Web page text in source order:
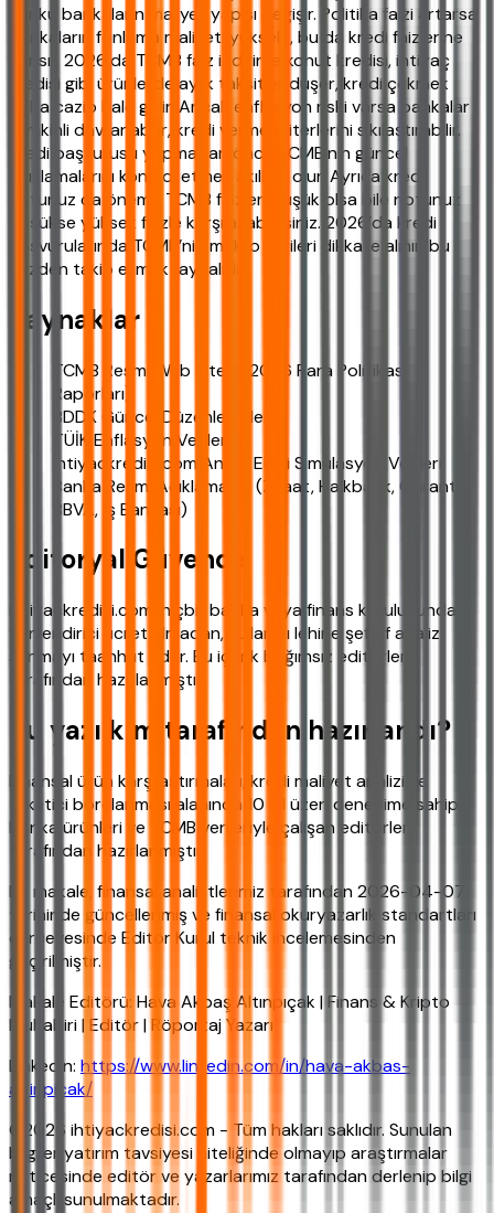
çünkü bankaların maliyet yapısı değişir. Politika faizi artarsa
bankaların fonlama maliyeti yükselir, bu da kredi faizlerine
yansır. 2026’da TCMB faiz indirirse konut kredisi, ihtiyaç
kredisi gibi ürünlerde aylık taksitler düşer, kredi çekmek
daha cazip hale gelir. Ancak enflasyon riski varsa bankalar
temkinli davranabilir, kredi verme kriterlerini sıkılaştırabilir.
Kredi başvurusu yapmadan önce TCMB’nin güncel
açıklamalarını kontrol etmek akıllıca olur. Ayrıca kredi
notunuz da önemli; TCMB faizleri düşük olsa bile notunuz
düşükse yüksek faizle karşılaşabilirsiniz. 2026’da kredi
başvurularında TCMB’nin makro verileri dikkate alınır, bu
yüzden takip etmek faydalıdır.
Kaynaklar
TCMB Resmi Web Sitesi (2026 Para Politikası
Raporları)
BDDK Güncel Düzenlemeleri
TÜİK Enflasyon Verileri
ihtiyackredisi.com Analiz Ekibi Simülasyon Verileri
Banka Resmi Açıklamaları (Ziraat, Halkbank, Garanti
BBVA, İş Bankası)
Editoryal Güvence
ihtiyackredisi.com, hiçbir banka veya finans kuruluşundan
yönlendirici ücret almadan, kullanıcı lehine şeffaf analiz
sunmayı taahhüt eder. Bu içerik bağımsız editörler
tarafından hazırlanmıştır.
Bu yazı kim tarafından hazırlandı?
Finansal ürün karşılaştırmaları, kredi maliyet analizi ve
tüketici borçlanması alanında 10 yıl üzeri deneyime sahip,
banka ürünleri ve TCMB verileriyle çalışan editörler
tarafından hazırlanmıştır.
Bu makale, finansal analistlerimiz tarafından 2026-04-07
tarihinde güncellenmiş ve finansal okuryazarlık standartları
çerçevesinde Editör Kurul teknik incelemesinden
geçirilmiştir.
Makale Editörü: Hava Akbaş Altınpıçak | Finans & Kripto
Muhabiri | Editör | Röportaj Yazarı
LinkedIn: https://www.linkedin.com/in/hava-akbas-
altinpicak/
©2026 ihtiyackredisi.com - Tüm hakları saklıdır. Sunulan
bilgiler yatırım tavsiyesi niteliğinde olmayıp araştırmalar
neticesinde editör ve yazarlarımız tarafından derlenip bilgi
amaçlı sunulmaktadır.